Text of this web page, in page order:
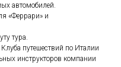
автомобилей.
«Феррари» и
тура.
путешествий по Италии
инструкторов компании